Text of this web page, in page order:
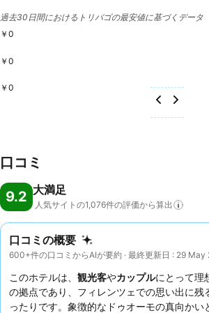
過去30日間におけるトリバゴの最安値に基づくデータ
￥0
￥0
￥0
口コミ
9.2 大満足
人気サイトの1,076件の評価から算出
口コミの概要
600+件の口コミからAIが要約 · 最終更新日 : 29 May
このホテルは、 観光客やカップルにとって理
の拠点であり、フィレンツェでの思い出に残
ったりです。象徴的なドゥオーモの真向かい